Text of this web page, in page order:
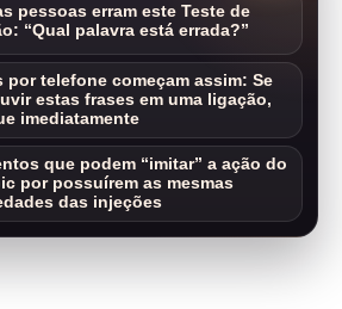
pessoas erram este Teste de
“Qual palavra está errada?”
por telefone começam assim: Se
estas frases em uma ligação,
imediatamente
que podem “imitar” a ação do
por possuírem as mesmas
das injeções